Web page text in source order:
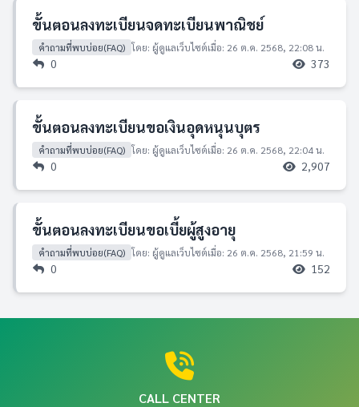
ขั้นตอนลงทะเบียนจดทะเบียนพาณิชย์
คำถามที่พบบ่อย(FAQ) โดย: ผู้ดูแลเว็บไซต์เมื่อ: 26 ต.ค. 2568, 22:08 น.
0 373
ขั้นตอนลงทะเบียนขอเงินอุดหนุนบุตร
คำถามที่พบบ่อย(FAQ) โดย: ผู้ดูแลเว็บไซต์เมื่อ: 26 ต.ค. 2568, 22:04 น.
0 2,907
ขั้นตอนลงทะเบียนขอเบี้ยผู้สูงอายุ
คำถามที่พบบ่อย(FAQ) โดย: ผู้ดูแลเว็บไซต์เมื่อ: 26 ต.ค. 2568, 21:59 น.
0 152
CALL CENTER